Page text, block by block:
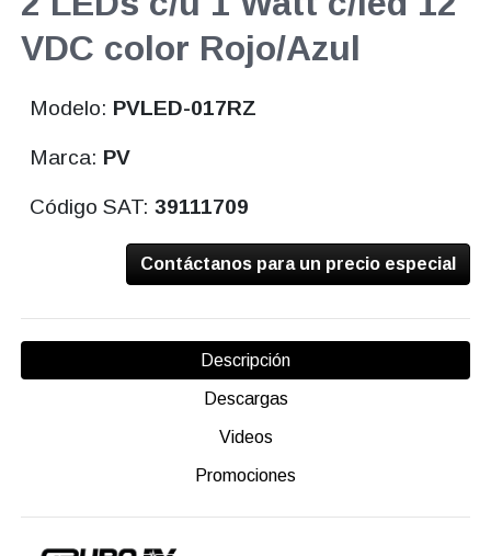
VDC color Rojo/Azul
Modelo: PVLED-017RZ
Marca: PV
Código SAT:39111709
Contáctanos para un precio especial
Descripción
Descargas
Videos
Promociones